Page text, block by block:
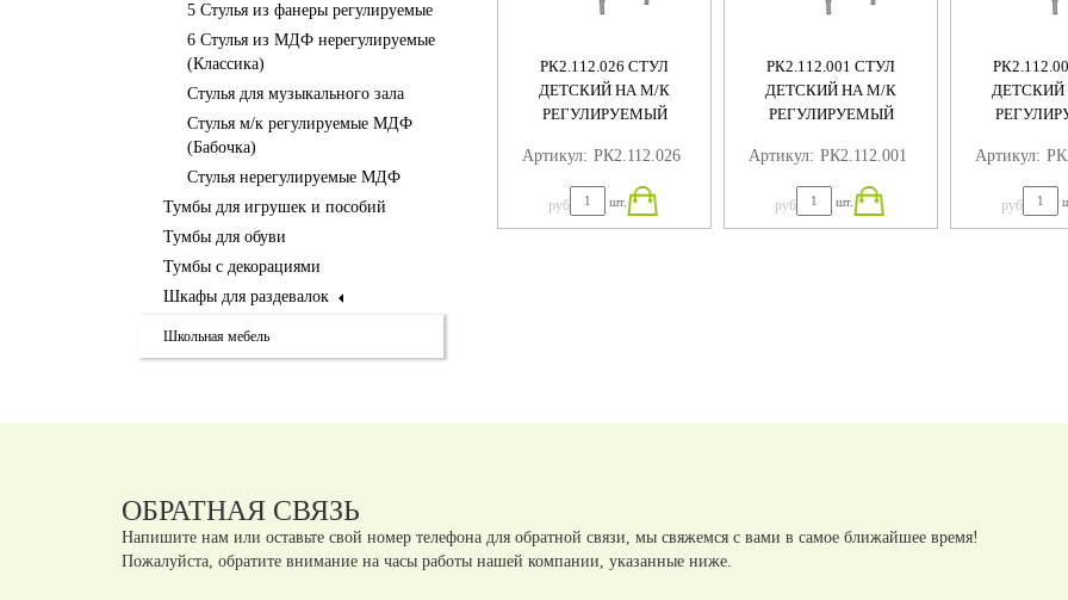
5 Стулья из фанеры регулируемые
6 Стулья из МДФ нерегулируемые
(Классика)
Стулья для музыкального зала
Стулья м/к регулируемые МДФ
(Бабочка)
Стулья нерегулируемые МДФ
Тумбы для игрушек и пособий
Тумбы для обуви
Тумбы с декорациями
Шкафы для раздевалок
Школьная мебель
РК2.112.018 СТУЛ
ДЕТСКИЙ НА М/К
РЕГУЛИРУЕМЫЙ
РК2.112.018
шт.
ДЕТСКИЙ НА М/К
РЕГУЛИРУЕМЫЙ
(ПИНГВИН)
руб
РК2.112.026 СТУЛ
ДЕТСКИЙ НА М/К
РЕГУЛИРУЕМЫЙ
Артикул: РК2.112.026
руб шт.
РК2.112.001 СТУЛ
ДЕТСКИЙ НА М/К
РЕГУЛИРУЕМЫЙ
Артикул: РК2.112.001
руб шт.
Артикул:
руб
ОБРАТНАЯ СВЯЗЬ
Напишите нам или оставьте свой номер телефона для обратной связи, мы свяжемся с вами в самое ближайшее время!
Пожалуйста, обратите внимание на часы работы нашей компании, указанные ниже.